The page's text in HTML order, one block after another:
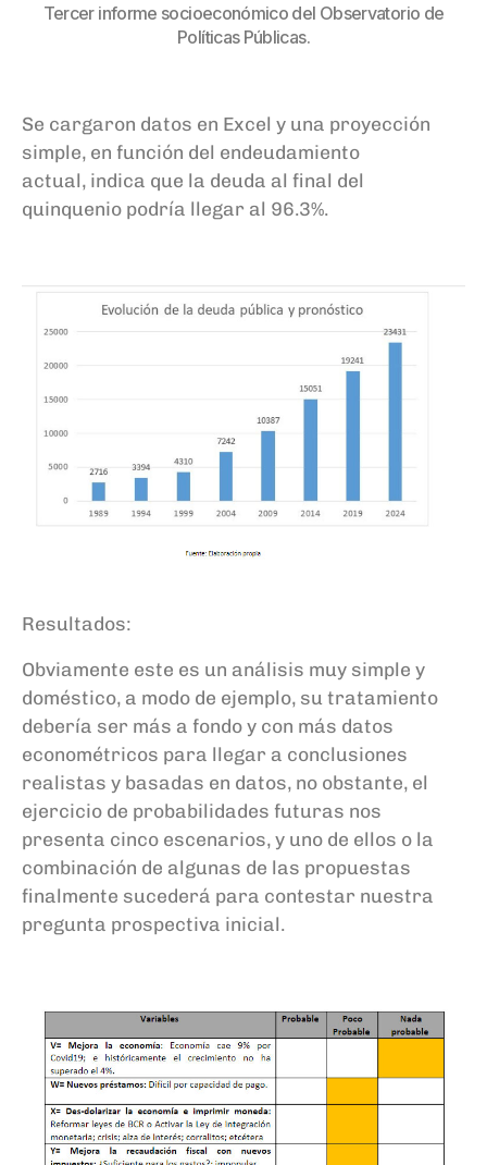
Tercer informe socioeconómico del Observatorio de
Políticas Públicas.
Se cargaron datos en Excel y una proyección
simple, en función del endeudamiento
actual, indica que la deuda al final del
quinquenio podría llegar al 96.3%.
Resultados:
Obviamente este es un análisis muy simple y
doméstico, a modo de ejemplo, su tratamiento
debería ser más a fondo y con más datos
econométricos para llegar a conclusiones
realistas y basadas en datos, no obstante, el
ejercicio de probabilidades futuras nos
presenta cinco escenarios, y uno de ellos o la
combinación de algunas de las propuestas
finalmente sucederá para contestar nuestra
pregunta prospectiva inicial.